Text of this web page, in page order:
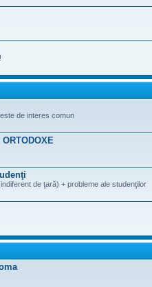
de interes comun
de ţară) + probleme ale studenţilor